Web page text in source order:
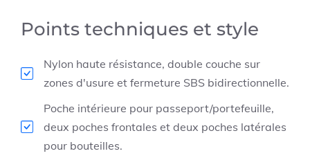
Points techniques et style
Nylon haute résistance, double couche sur
zones d'usure et fermeture SBS bidirectionnelle.
Poche intérieure pour passeport/portefeuille,
deux poches frontales et deux poches latérales
pour bouteilles.